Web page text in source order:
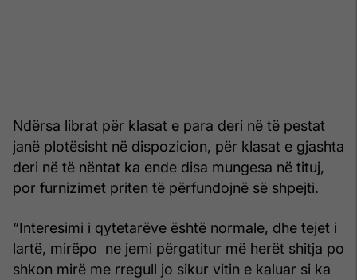
Ndërsa librat për klasat e para deri në të pestat
janë plotësisht në dispozicion, për klasat e gjashta
deri në të nëntat ka ende disa mungesa në tituj,
por furnizimet priten të përfundojnë së shpejti.
“Interesimi i qytetarëve është normale, dhe tejet i
lartë, mirëpo ne jemi përgatitur më herët shitja po
shkon mirë me rregull jo sikur vitin e kaluar si ka